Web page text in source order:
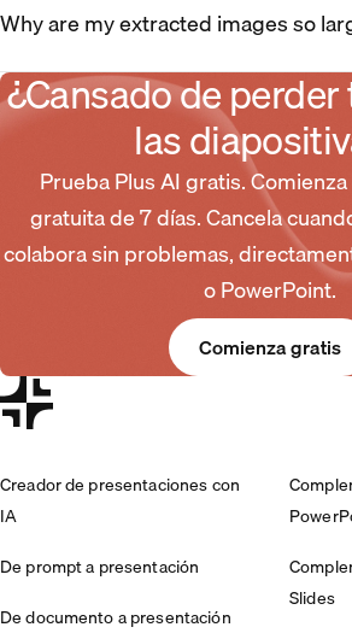
Why are my extracted images so
¿Cansado de
las
Prueba Plus AI gratis.
gratuita de 7 días. Cancela
colabora sin problemas,
o PowerPoint.
Comienza gratis
Creador de presentaciones con
IA
De prompt a presentación
De documento a presentación
Slides